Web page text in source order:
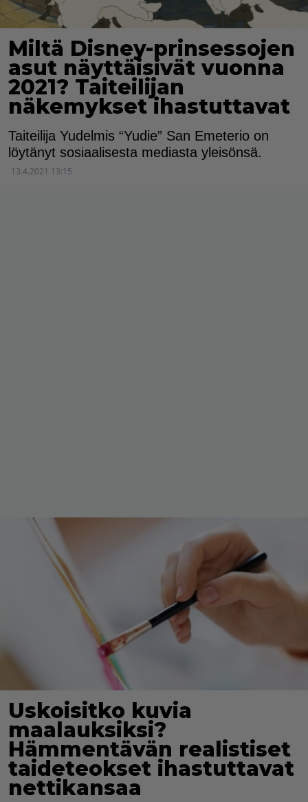
Miltä Disney-prinsessojen
asut näyttäisivät vuonna
2021? Taiteilijan
näkemykset ihastuttavat
Taiteilija Yudelmis “Yudie” San Emeterio on
löytänyt sosiaalisesta mediasta yleisönsä.
13.4.2021 13:15
Uskoisitko kuvia
maalauksiksi?
Hämmentävän realistiset
taideteokset ihastuttavat
nettikansaa